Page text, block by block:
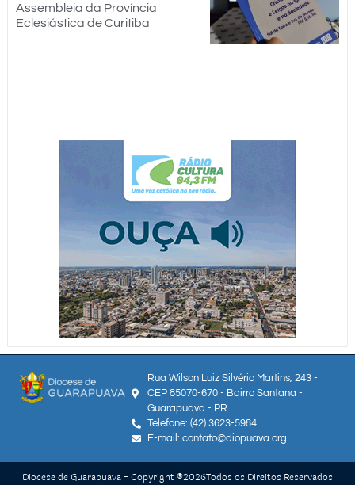
Assembleia da Província
Eclesiástica de Curitiba
Rua Wilson Luiz Silvério Martins, 243 -
CEP 85070-670 - Bairro Santana -
Guarapuava - PR
Telefone: (42) 3623-5984
E-mail: contato@diopuava.org
Diocese de Guarapuava - Copyright ®2026Todos os Direitos Reservados